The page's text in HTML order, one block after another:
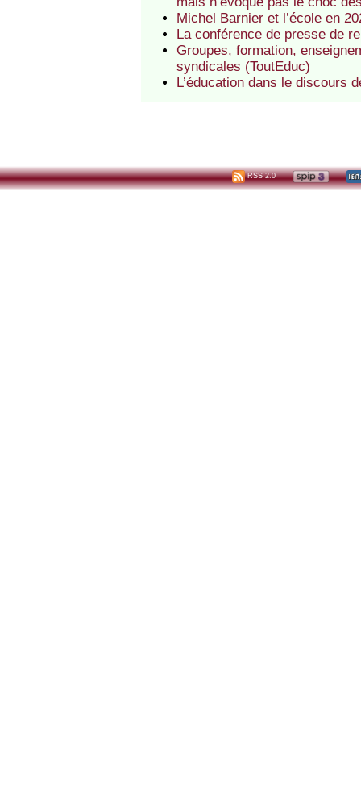
Michel Barnier et l’école en
La conférence de presse de
Groupes, formation,
syndicales (ToutEduc)
L’éducation dans le discours
RSS 2.0